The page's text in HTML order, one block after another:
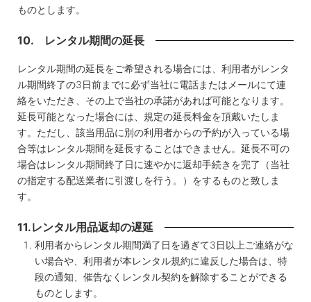
ものとします。
10. レンタル期間の延長
レンタル期間の延長をご希望される場合には、利用者がレンタ
ル期間終了の3日前までに必ず当社に電話またはメールにて連
絡をいただき、その上で当社の承諾があれば可能となります。
延長可能となった場合には、規定の延長料金を頂戴いたしま
す。ただし、該当用品に別の利用者からの予約が入っている場
合等はレンタル期間を延長することはできません。延長不可の
場合はレンタル期間終了日に速やかに返却手続きを完了（当社
の指定する配送業者に引渡しを行う。）をするものと致しま
す。
11.レンタル用品返却の遅延
利用者からレンタル期間満了日を過ぎて3日以上ご連絡がな
い場合や、利用者が本レンタル規約に違反した場合は、特
段の通知、催告なくレンタル契約を解除することができる
ものとします。